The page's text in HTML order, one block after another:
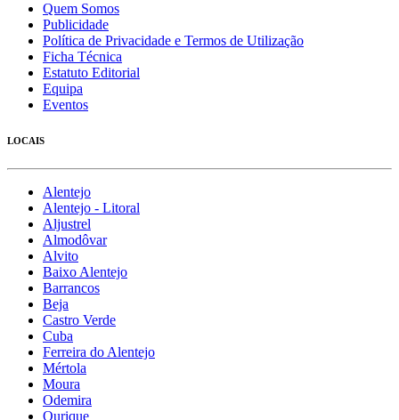
Quem Somos
Publicidade
Política de Privacidade e Termos de Utilização
Ficha Técnica
Estatuto Editorial
Equipa
Eventos
LOCAIS
Alentejo
Alentejo - Litoral
Aljustrel
Almodôvar
Alvito
Baixo Alentejo
Barrancos
Beja
Castro Verde
Cuba
Ferreira do Alentejo
Mértola
Moura
Odemira
Ourique